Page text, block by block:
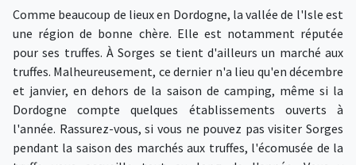
Comme beaucoup de lieux en Dordogne, la vallée de l'Isle est
une région de bonne chère. Elle est notamment réputée
pour ses truffes. À Sorges se tient d'ailleurs un marché aux
truffes. Malheureusement, ce dernier n'a lieu qu'en décembre
et janvier, en dehors de la saison de camping, même si la
Dordogne compte quelques établissements ouverts à
l'année. Rassurez-vous, si vous ne pouvez pas visiter Sorges
pendant la saison des marchés aux truffes, l'écomusée de la